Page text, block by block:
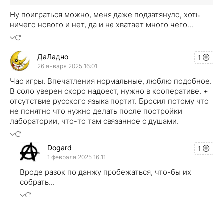
Ну поиграться можно, меня даже подзатянуло, хоть
ничего нового и нет, да и не хватает много чего...
1
ДаЛадно
26 января 2025 16:01
Час игры. Впечатления нормальные, люблю подобное.
В соло уверен скоро надоест, нужно в кооперативе. +
отсутствие русского языка портит. Бросил потому что
не понятно что нужно делать после постройки
лаборатории, что-то там связанное с душами.
1
Dogard
1 февраля 2025 16:11
Вроде разок по данжу пробежаться, что-бы их
собрать...